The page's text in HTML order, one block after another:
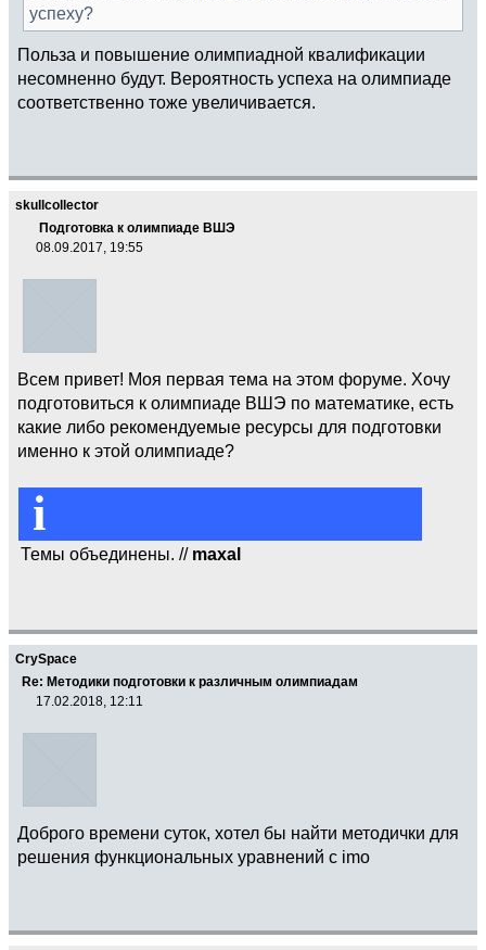
успеху?
Польза и повышение олимпиадной квалификации
несомненно будут. Вероятность успеха на олимпиаде
соответственно тоже увеличивается.
skullcollector
Подготовка к олимпиаде ВШЭ
08.09.2017, 19:55
Всем привет! Моя первая тема на этом форуме. Хочу
подготовиться к олимпиаде ВШЭ по математике, есть
какие либо рекомендуемые ресурсы для подготовки
именно к этой олимпиаде?
i
Темы объединены. // maxal
CrySpace
Re: Методики подготовки к различным олимпиадам
17.02.2018, 12:11
Доброго времени суток, хотел бы найти методички для
решения функциональных уравнений с imo